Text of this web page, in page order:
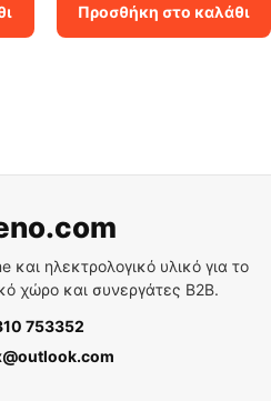
1.50€.είναι:
1.05€.
Προσθήκη στο καλάθι
και ηλεκτρολογικό υλικό για το
χώρο και συνεργάτες B2B.
753352